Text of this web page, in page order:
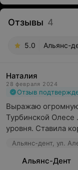
Отзывы 4
5.0 Альянс-
Наталия
28 февраля 2024
Отзыв
Выражаю
Турбинской Олесе
уровня. Ставила
Альянс-дент, ул.
Альянс-Дент